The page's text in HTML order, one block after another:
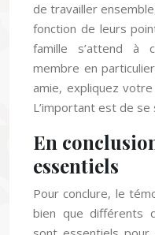
de travailler
fonction de leurs
famille s’attend à
membre en
amie, expliquez
L’important est de se
En
essentiels
Pour conclure, le
bien que différents